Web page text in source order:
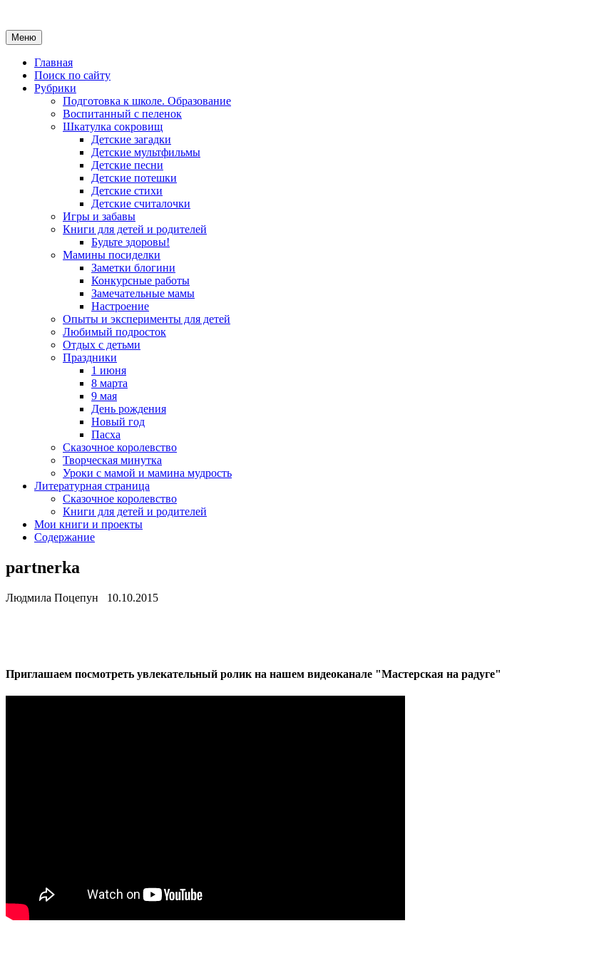
Меню
Главная
Поиск по сайту
Рубрики
Подготовка к школе. Образование
Воспитанный с пеленок
Шкатулка сокровищ
Детские загадки
Детские мультфильмы
Детские песни
Детские потешки
Детские стихи
Детские считалочки
Игры и забавы
Книги для детей и родителей
Будьте здоровы!
Мамины посиделки
Заметки блогини
Конкурсные работы
Замечательные мамы
Настроение
Опыты и эксперименты для детей
Любимый подросток
Отдых с детьми
Праздники
1 июня
8 марта
9 мая
День рождения
Новый год
Пасха
Сказочное королевство
Творческая минутка
Уроки с мамой и мамина мудрость
Литературная страница
Сказочное королевство
Книги для детей и родителей
Мои книги и проекты
Содержание
partnerka
Людмила Поцепун 10.10.2015
Приглашаем посмотреть увлекательный ролик на нашем видеоканале "Мастерская на радуге"